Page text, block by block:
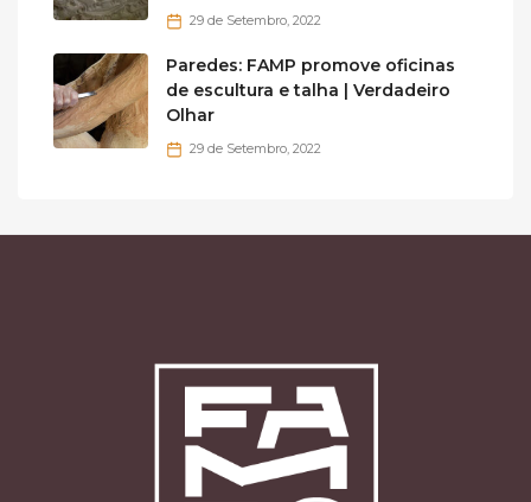
29 de Setembro, 2022
Paredes: FAMP promove oficinas
de escultura e talha | Verdadeiro
Olhar
29 de Setembro, 2022